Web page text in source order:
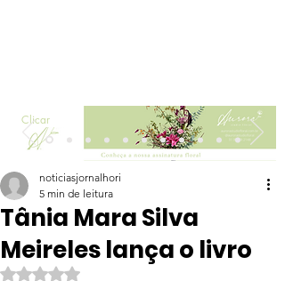
Clicar
Tânia Mara Silva
Meireles lança o livro
noticiasjornalhori
5 min de leitura
Avaliado com NaN de 5 estrelas.